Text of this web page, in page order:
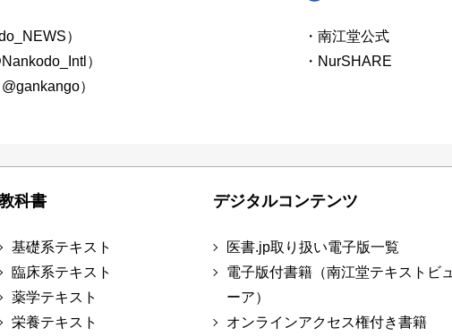
）
）
）
・南江堂公式
・NurSHARE
科書
基礎系テキスト
臨床系テキスト
薬学テキスト
栄養テキスト
デジタルコンテンツ
医書.jp取り扱い電子版一覧
電子版付書籍（南江堂テキストビュ
ーア）
オンラインアクセス権付き書籍